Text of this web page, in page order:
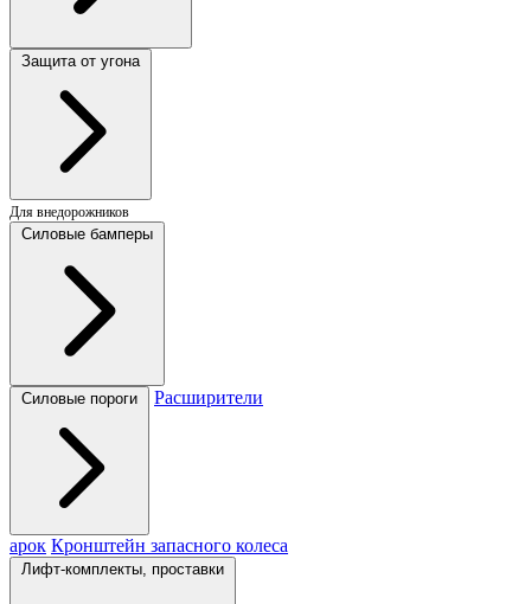
Защита от угона
Для внедорожников
Силовые бамперы
Силовые пороги Расширители
арок Кронштейн запасного колеса
Лифт-комплекты, проставки